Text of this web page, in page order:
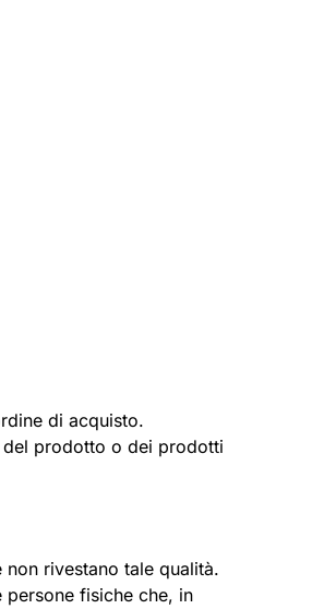
di acquisto.
del prodotto o dei prodotti
rivestano tale qualità.
fisiche che, in